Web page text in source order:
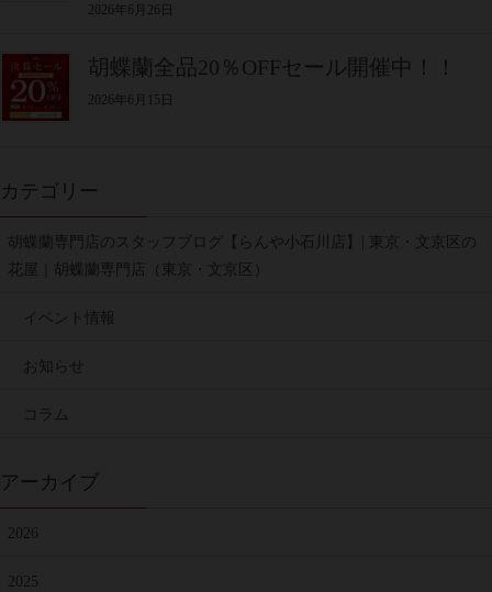
2026年6月26日
胡蝶蘭全品20％OFFセール開催中！！
2026年6月15日
カテゴリー
胡蝶蘭専門店のスタッフブログ【らんや小石川店】| 東京・文京区の
花屋｜胡蝶蘭専門店（東京・文京区）
イベント情報
お知らせ
コラム
アーカイブ
2026
2025